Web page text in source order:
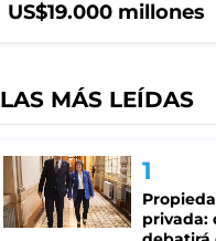
US$19.000 millones
LAS MÁS LEÍDAS
privada: